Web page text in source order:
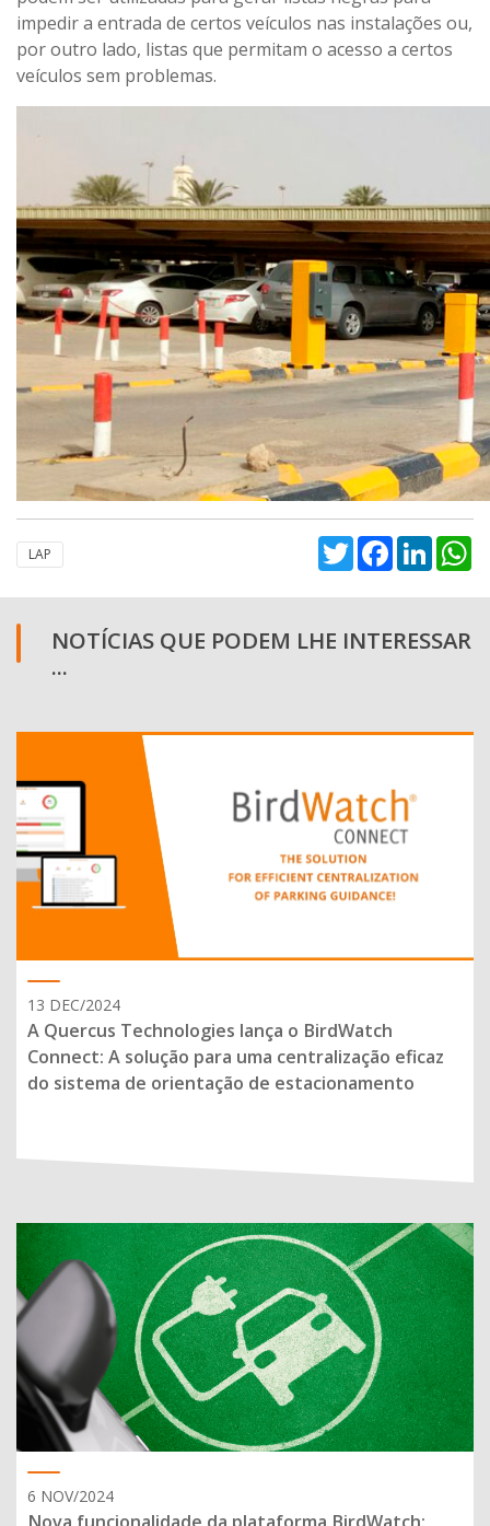
impedir a entrada de certos veículos nas instalações ou,
por outro lado, listas que permitam o acesso a certos
veículos sem problemas.
LAP TwitterFacebook
NOTÍCIAS QUE PODEM LHE INTERESSAR
...
13 DEC/2024
A Quercus Technologies lança o BirdWatch
Connect: A solução para uma centralização eficaz
do sistema de orientação de estacionamento
6 NOV/2024